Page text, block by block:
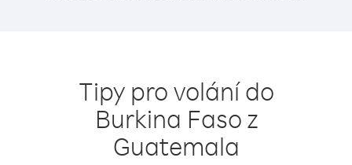
Tipy pro volání do
Burkina Faso z
Guatemala